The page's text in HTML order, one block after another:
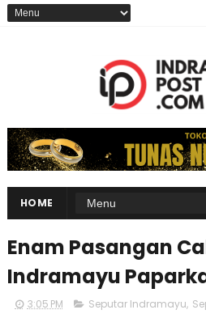
HOME
Enam Pasangan
Indramayu
3:05 PM Seputar Indramayu,